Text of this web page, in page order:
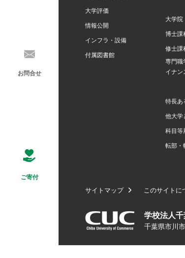
大学評価
情報公開
インフラ・設備
付属図書館
大学院
博士課
修士課
専門職
イナン
特長あ
他大学
科目等
転部・
サイトマップ このサイトに
学校法人
千葉県市川
お問合せ
ご寄付